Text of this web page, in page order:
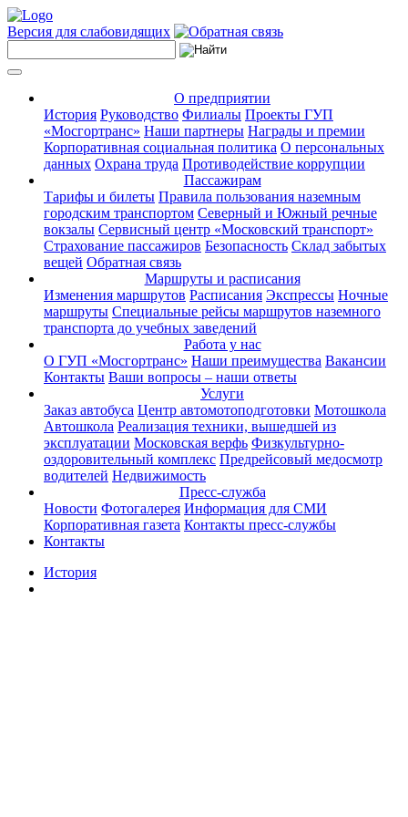
Версия для слабовидящих
О предприятии
История Руководство Филиалы Проекты ГУП
«Мосгортранс» Наши партнеры Награды и премии
Корпоративная социальная политика О персональных
данных Охрана труда Противодействие коррупции
Пассажирам
Тарифы и билеты Правила пользования наземным
городским транспортом Северный и Южный речные
вокзалы Сервисный центр «Московский транспорт»
Страхование пассажиров Безопасность Склад забытых
вещей Обратная связь
Маршруты и расписания
Изменения маршрутов Расписания Экспрессы Ночные
маршруты Специальные рейсы маршрутов наземного
транспорта до учебных заведений
Работа у нас
О ГУП «Мосгортранс» Наши преимущества Вакансии
Контакты Ваши вопросы – наши ответы
Услуги
Заказ автобуса Центр автомотоподготовки Мотошкола
Автошкола Реализация техники, вышедшей из
эксплуатации Московская верфь Физкультурно-
оздоровительный комплекс Предрейсовый медосмотр
водителей Недвижимость
Пресс-служба
Новости Фотогалерея Информация для СМИ
Корпоративная газета Контакты пресс-службы
Контакты
История